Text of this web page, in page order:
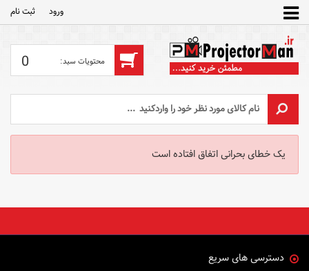
ورود ثبت‌ نام
0
یک خطای بحرانی اتفاق افتاده است
دسترسی های سریع